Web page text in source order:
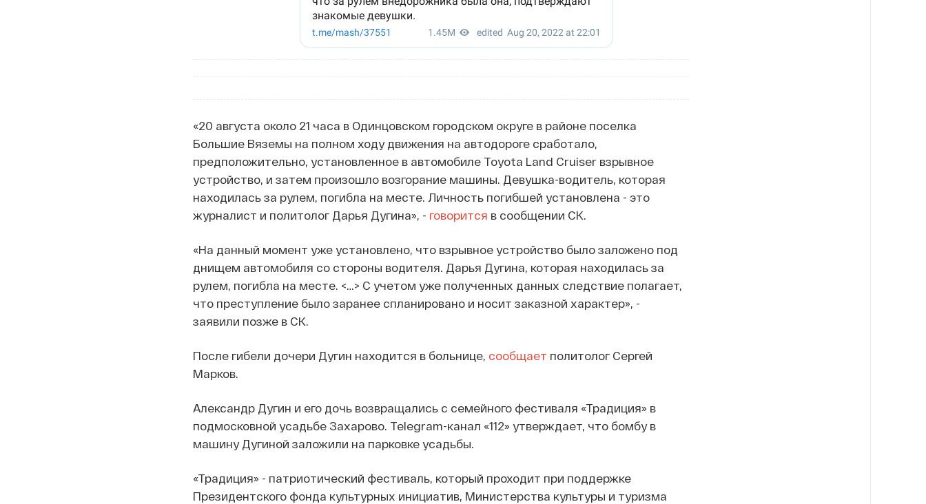
«20 августа около 21 часа в Одинцовском городском округе в районе поселка
Большие Вяземы на полном ходу движения на автодороге сработало,
предположительно, установленное в автомобиле Toyota Land Cruiser взрывное
устройство, и затем произошло возгорание машины. Девушка-водитель, которая
находилась за рулем, погибла на месте. Личность погибшей установлена - это
журналист и политолог Дарья Дугина», - говорится в сообщении СК.
«На данный момент уже установлено, что взрывное устройство было заложено под
днищем автомобиля со стороны водителя. Дарья Дугина, которая находилась за
рулем, погибла на месте. <…> С учетом уже полученных данных следствие полагает,
что преступление было заранее спланировано и носит заказной характер», -
заявили позже в СК.
После гибели дочери Дугин находится в больнице, сообщает политолог Сергей
Марков.
Александр Дугин и его дочь возвращались с семейного фестиваля «Традиция» в
подмосковной усадьбе Захарово. Telegram-канал «112» утверждает, что бомбу в
машину Дугиной заложили на парковке усадьбы.
«Традиция» - патриотический фестиваль, который проходит при поддержке
Президентского фонда культурных инициатив, Министерства культуры и туризма